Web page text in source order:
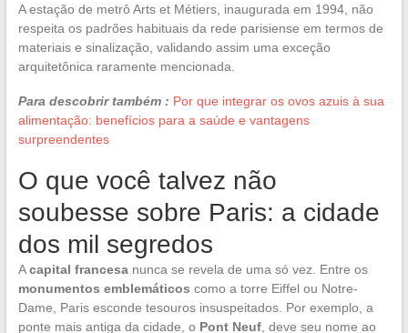
A estação de metrô Arts et Métiers, inaugurada em 1994, não
respeita os padrões habituais da rede parisiense em termos de
materiais e sinalização, validando assim uma exceção
arquitetônica raramente mencionada.
Para descobrir também : Por que integrar os ovos azuis à sua
alimentação: benefícios para a saúde e vantagens
surpreendentes
O que você talvez não
soubesse sobre Paris: a cidade
dos mil segredos
Acapital francesanunca se revela de uma só vez. Entre os
monumentos emblemáticos como a torre Eiffel ou Notre-
Dame, Paris esconde tesouros insuspeitados. Por exemplo, a
ponte mais antiga da cidade, o Pont Neuf, deve seu nome ao